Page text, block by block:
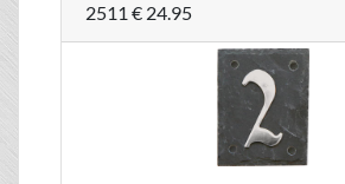
2511 € 24.95